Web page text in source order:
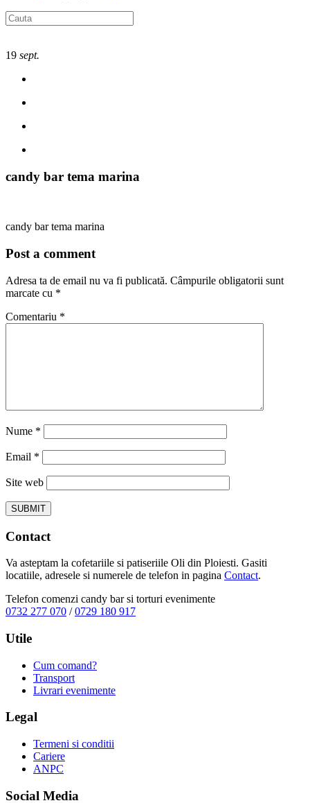
19 sept.
candy bar tema marina
candy bar tema marina
Post a comment
Adresa ta de email nu va fi publicată. Câmpurile obligatorii sunt
marcate cu *
Comentariu *
Nume *
Email *
Site web
Contact
Va asteptam la cofetariile si patiseriile Oli din Ploiesti. Gasiti
locatiile, adresele si numerele de telefon in pagina Contact.
Telefon comenzi candy bar si torturi evenimente
0732 277 070 /0729 180 917
Utile
Cum comand?
Transport
Livrari evenimente
Legal
Termeni si conditii
Cariere
ANPC
Social Media